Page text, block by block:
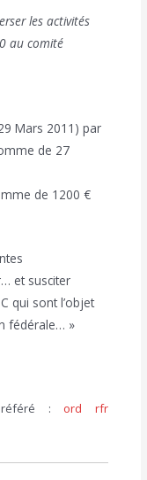
les activités
au comité
Mars 2011) par
de 27
de 1200 €
et susciter
qui sont l’objet
fédérale… »
référé : ord rfr